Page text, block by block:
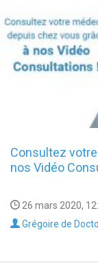
Consultez
nos Vidéo
26 mars 2020,
Grégoire de